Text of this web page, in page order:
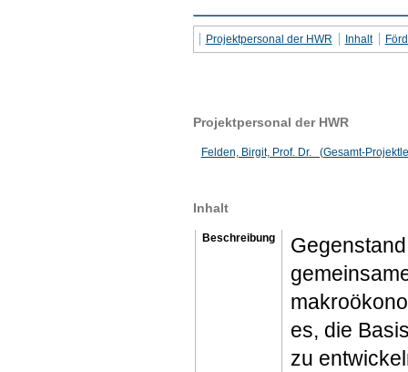
Projektpersonal der HWR Inhalt
Projektpersonal der HWR
Felden, Birgit, Prof. Dr. (Gesamt-
Inhalt
Beschreibung
es, die
zu